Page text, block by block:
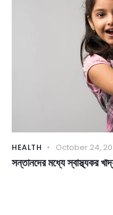
HEALTH October 24,
সন্তানদের মধ্যে স্বাস্থ্যকর